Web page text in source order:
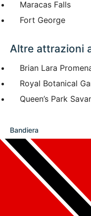
Maracas Falls
Fort George
Altre attrazioni
Brian Lara
Royal Botanical
Queen’s Park
Bandiera